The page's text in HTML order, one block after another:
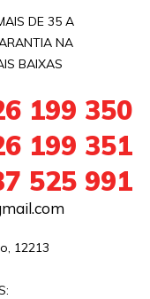
DE 35 A
NA
BAIXAS
199 350
199 351
525 991
12213